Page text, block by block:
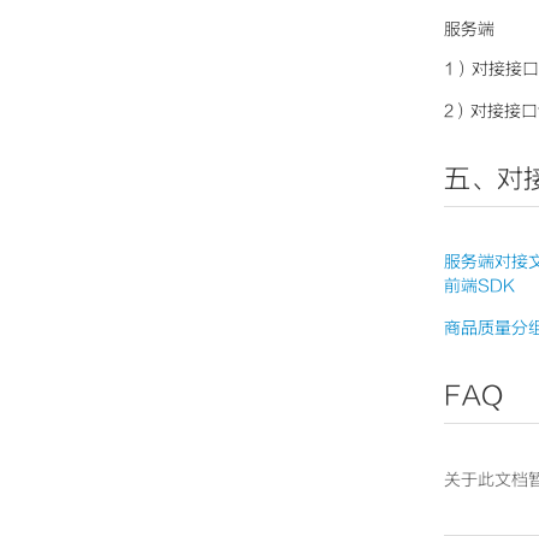
服务端
1）对接接
2）对接接
五、对
服务端对接
前端SDK
商品质量分
FAQ
关于此文档